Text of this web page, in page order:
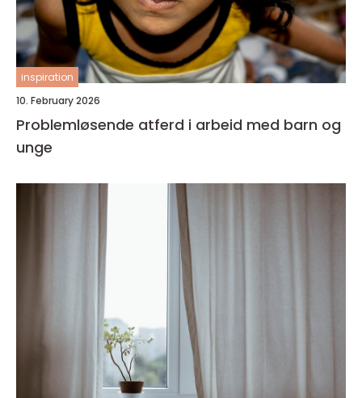
inspiration
10. February 2026
Problemløsende atferd i arbeid med barn og
unge